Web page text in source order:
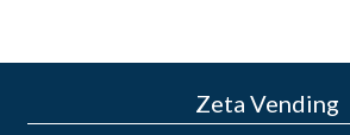
Zeta Vending